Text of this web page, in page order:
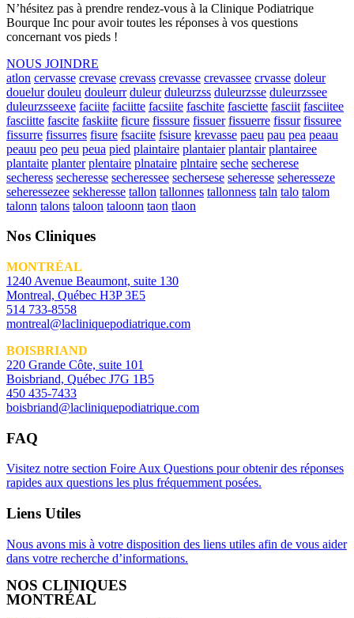
N’hésitez pas à prendre rendez-vous à la Clinique Podiatrique
Bourque Inc pour avoir toutes les réponses à vos questions
concernant vos pieds !
NOUS JOINDRE
atlon cervasse crevase crevass crevasse crevassee crvasse doleur
douelur douleu douleurr duleur duleurzss duleurzsse duleurzssee
duleurzsseexe faciite faciitte facsiite faschite fasciette fasciit fasciitee
fasciitte fascite faskiite ficure fisssure fissuer fissuerre fissur fissuree
fissurre fissurres fisure fsaciite fsisure krevasse paeu pau pea peaau
peauu peo peu peua pied plaintaire plantaier plantair plantairee
plantaite planter plentaire plnataire plntaire seche secherese
secheress secheresse secheressee sechersese seheresse seheresseze
seheressezee sekheresse tallon tallonnes tallonness taln talo talom
talonn talons taloon taloonn taon tlaon
Nos Cliniques
MONTRÉAL
1240 Avenue Beaumont, suite 130
Montreal, Québec H3P 3E5
514 733-8558
montreal@lacliniquepodiatrique.com
BOISBRIAND
220 Grande Côte, suite 101
Boisbriand, Québec J7G 1B5
450 435-7433
boisbriand@lacliniquepodiatrique.com
FAQ
Visitez notre section Foire Aux Questions pour obtenir des réponses
rapides aux questions les plus fréquemment posées.
Liens Utiles
Nous avons mis à votre disposition des liens utiles afin de vous aider
dans votre recherche d’informations.
NOS CLINIQUES
MONTRÉAL